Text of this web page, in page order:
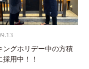
ングホリデー中の方積
採用中！！